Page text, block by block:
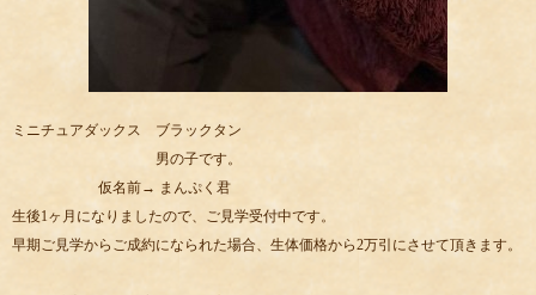
ミニチュアダックス ブラックタン
男の子です。
仮名前→ まんぷく君
生後1ヶ月になりましたので、ご見学受付中です。
早期ご見学からご成約になられた場合、生体価格から2万引にさせて頂きます。